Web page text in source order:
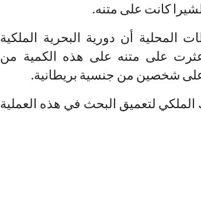
أن دورية البحرية الملكية
على متنه على هذه الكمية من
شخصين من جنسية بريطانية.
لتعميق البحث في هذه العملية